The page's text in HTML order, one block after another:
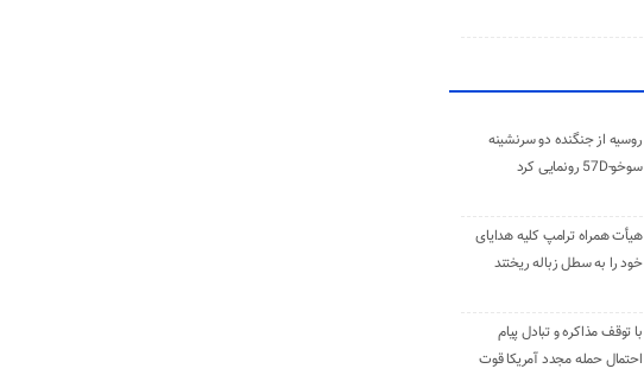
روسیه از جنگنده دو سرنشینه
سوخو-57D رونمایی کرد
هیأت همراه ترامپ کلیه هدایای
خود را به سطل زباله ریختند
با توقف مذاکره و تبادل پیام
احتمال حمله مجدد آمریکا قوت